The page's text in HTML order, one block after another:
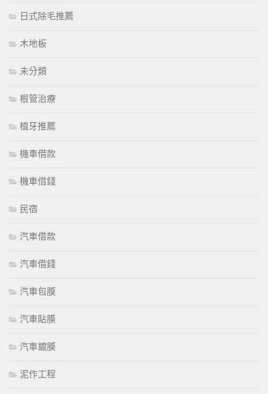
日式除毛推薦
木地板
未分類
根管治療
植牙推薦
機車借款
機車借錢
民宿
汽車借款
汽車借錢
汽車包膜
汽車貼膜
汽車鍍膜
泥作工程